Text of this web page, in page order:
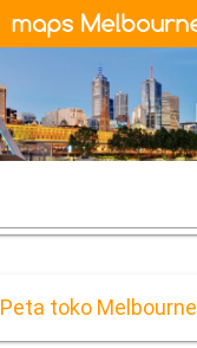
Peta toko Melbourne